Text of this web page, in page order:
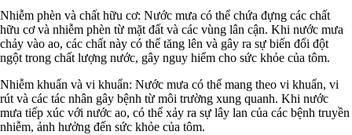
Nhiễm phèn và chất hữu cơ: Nước mưa có thể chứa đựng các chất
hữu cơ và nhiễm phèn từ mặt đất và các vùng lân cận. Khi nước mưa
chảy vào ao, các chất này có thể tăng lên và gây ra sự biến đổi đột
ngột trong chất lượng nước, gây nguy hiểm cho sức khỏe của tôm.
Nhiễm khuẩn và vi khuẩn: Nước mưa có thể mang theo vi khuẩn, vi
rút và các tác nhân gây bệnh từ môi trường xung quanh. Khi nước
mưa tiếp xúc với nước ao, có thể xảy ra sự lây lan của các bệnh truyền
nhiễm, ảnh hưởng đến sức khỏe của tôm.